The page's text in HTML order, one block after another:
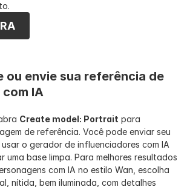
ou envie sua referência de
IA
Create model: Portrait para
de referência. Você pode enviar seu
o gerador de influenciadores com IA
uma base limpa. Para melhores resultados
com IA no estilo Wan, escolha
nítida, bem iluminada, com detalhes